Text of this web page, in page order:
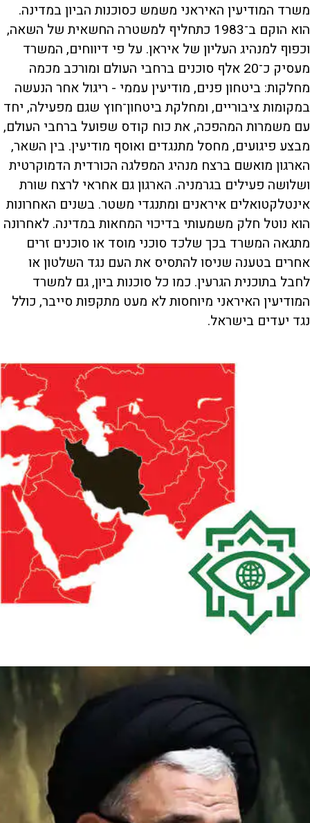
משרד המודיעין האיראני משמש כסוכנות הביון במדינה.
הוא הוקם ב־1983 כתחליף למשטרה החשאית של השאה,
וכפוף למנהיג העליון של איראן. על פי דיווחים, המשרד
מעסיק כ־20 אלף סוכנים ברחבי העולם ומורכב מכמה
מחלקות: ביטחון פנים, מודיעין עממי - ריגול אחר הנעשה
במקומות ציבוריים, ומחלקת ביטחון־חוץ שגם מפעילה, יחד
עם משמרות המהפכה, את כוח קודס שפועל ברחבי העולם,
מבצע פיגועים, מחסל מתנגדים ואוסף מודיעין. בין השאר,
הארגון מואשם ברצח מנהיג המפלגה הכורדית הדמוקרטית
ושלושה פעילים בגרמניה. הארגון גם אחראי לרצח שורת
אינטלקטואלים איראנים ומתנגדי משטר. בשנים האחרונות
הוא נוטל חלק משמעותי בדיכוי המחאות במדינה. לאחרונה
מתגאה המשרד בכך שלכד סוכני מוסד או סוכנים זרים
אחרים בטענה שניסו להתסיס את העם נגד השלטון או
לחבל בתוכנית הגרעין. כמו כל סוכנות ביון, גם למשרד
המודיעין האיראני מיוחסות לא מעט מתקפות סייבר, כולל
נגד יעדים בישראל.